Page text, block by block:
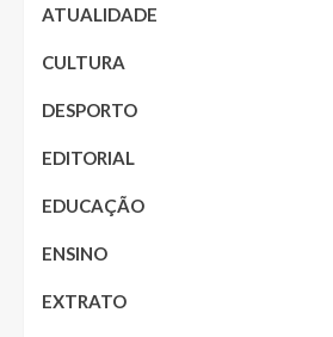
ATUALIDADE
CULTURA
DESPORTO
EDITORIAL
EDUCAÇÃO
ENSINO
EXTRATO